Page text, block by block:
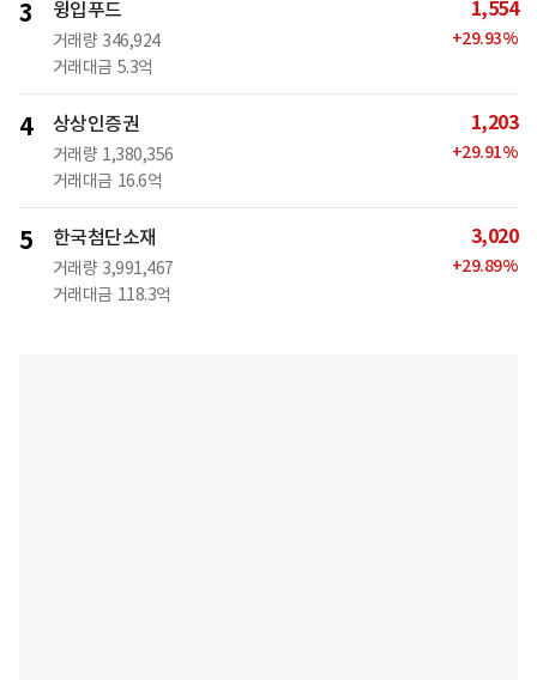
3 윙입푸드
거래량 346,924
거래대금 5.3억
1,554
+29.93%
4 상상인증권
거래량 1,380,356
거래대금 16.6억
1,203
+29.91%
5 한국첨단소재
거래량 3,991,467
거래대금 118.3억
3,020
+29.89%